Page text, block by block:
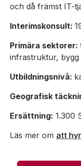
och då främst IT-
Interimskonsult:
Primära sektorer:
infrastruktur, bygg
Utbildningsnivå:
Geografisk
Ersättning: 1.300
Läs mer om att